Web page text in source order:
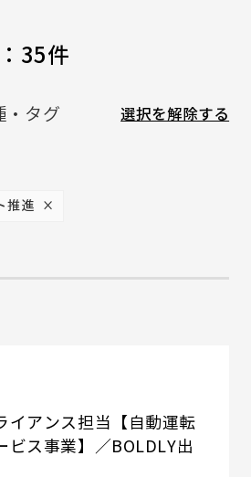
35件
・タグ
推進 ×
選択を解除する
イアンス担当【自動運転
ビス事業】／BOLDLY出